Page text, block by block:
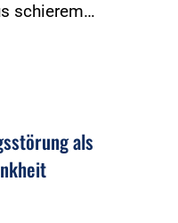
schierem…
als